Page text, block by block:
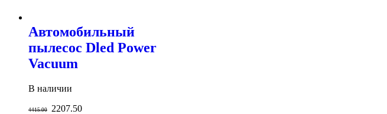
Автомобильный
пылесос Dled Power
Vacuum
В наличии
4415.00 2207.50